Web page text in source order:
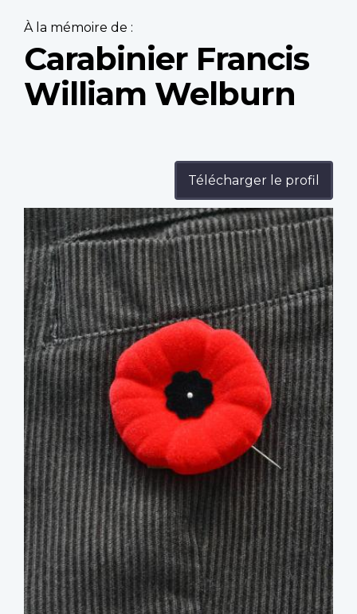
À la mémoire de :
Carabinier Francis
William Welburn
Télécharger le profil
Profile
image